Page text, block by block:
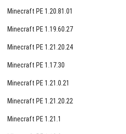
Minecraft PE 1.20.81.01
Minecraft PE 1.19.60.27
Minecraft PE 1.21.20.24
Minecraft PE 1.17.30
Minecraft PE 1.21.0.21
Minecraft PE 1.21.20.22
Minecraft PE 1.21.1